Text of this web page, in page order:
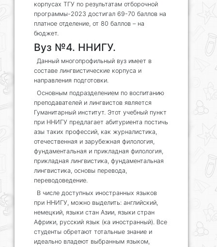
корпусах ТГУ по результатам отборочной
программы-2023 достигал 69-70 баллов на
платное отделение, от 80 баллов – на
бюджет.
Вуз №4. ННИГУ.
Данный многопрофильный вуз имеет в
составе лингвистические корпуса и
направления подготовки.
Основным подразделением по воспитанию
преподавателей и лингвистов является
Гуманитарный институт. Этот учебный пункт
при ННИГУ предлагает абитуриента постичь
азы таких профессий, как журналистика,
отечественная и зарубежная филология,
фундаментальная и прикладная филология,
прикладная лингвистика, фундаментальная
лингвистика, основы перевода,
переводоведение.
В числе доступных иностранных языков
при ННИГУ, можно выделить: английский,
немецкий, языки стан Азии, языки стран
Африки, русский язык (ка иностранный). Все
студенты обретают тотальные знание и
идеально владеют выбранным языком,